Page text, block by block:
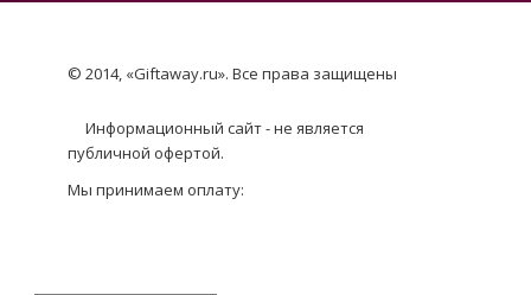
© 2014, «Giftaway.ru». Все права защищены
Информационный сайт - не является
публичной офертой.
Мы принимаем оплату: